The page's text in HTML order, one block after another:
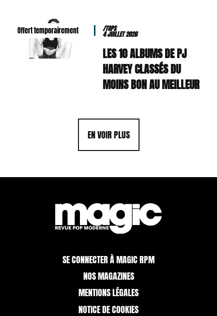
Offert temporairement /TOPS
4 JUILLET 2026
LES 10 ALBUMS DE PJ
HARVEY CLASSÉS DU
MOINS BON AU MEILLEUR
EN VOIR PLUS
SE CONNECTER À MAGIC RPM
NOS MAGAZINES
MENTIONS LÉGALES
NOTICE DE COOKIES